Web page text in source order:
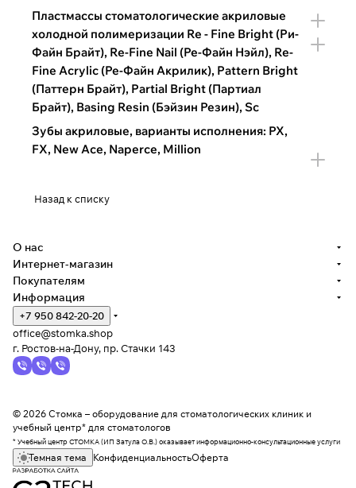
Пластмассы стоматологические акриловые
холодной полимеризации Re - Fine Bright (Ри-
Файн Брайт), Re-Fine Nail (Ре-Файн Нэйл), Re-
Fine Acrylic (Ре-Файн Акрилик), Pattern Bright
(Паттерн Брайт), Partial Bright (Партиал
Брайт), Basing Resin (Бэйзин Резин), Sc
Зубы акриловые, варианты исполнения: PX,
FX, New Ace, Naperce, Million
Назад к списку
О нас
Интернет-магазин
Покупателям
Информация
+7 950 842-20-20
office@stomka.shop
г. Ростов-на-Дону, пр. Стачки 143
© 2026 Стомка – оборудование для стоматологических клиник и
учебный центр* для стоматологов
* Учебный центр СТОМКА (ИП Затула О.В.) оказывает информационно-консультационные услуги
Темная тема КонфиденциальностьОферта